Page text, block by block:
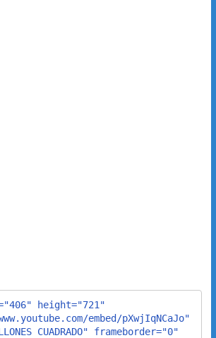
height="721"
embed/pXwjIqNCaJo"
CUADRADO" frameborder="0"